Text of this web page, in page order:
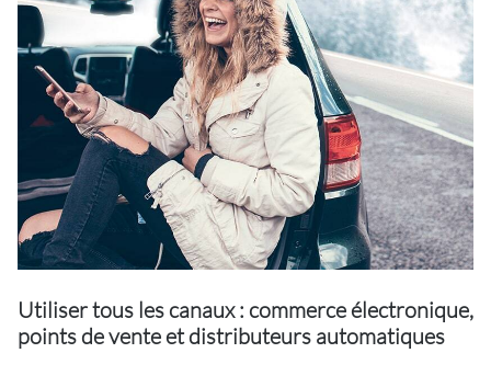
Utiliser tous les canaux : commerce électronique,
points de vente et distributeurs automatiques